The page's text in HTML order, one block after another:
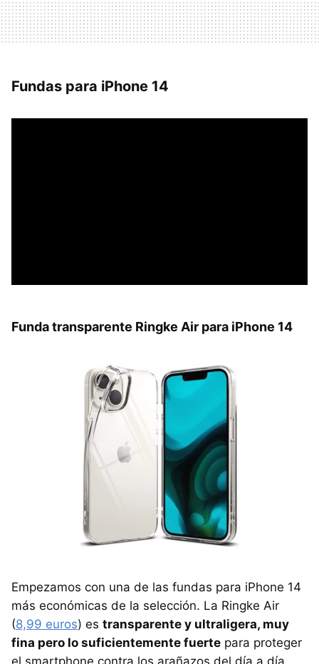
Fundas para iPhone 14
Funda transparente Ringke Air para iPhone 14
Empezamos con una de las fundas para iPhone 14
más económicas de la selección. La Ringke Air
(8,99 euros) es transparente y ultraligera, muy
fina pero lo suficientemente fuerte para proteger
el smartphone contra los arañazos del día a día.